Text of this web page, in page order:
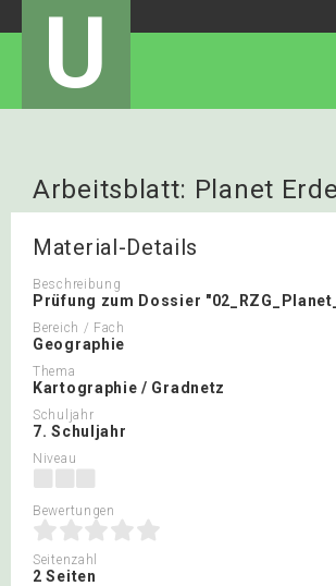
U
Arbeitsblatt: Planet
Material-Details
Beschreibung
Prüfung zum Dossier
Bereich / Fach
Geographie
Thema
Kartographie / Gradnetz
Schuljahr
7. Schuljahr
Niveau
Bewertungen
Seitenzahl
2 Seiten